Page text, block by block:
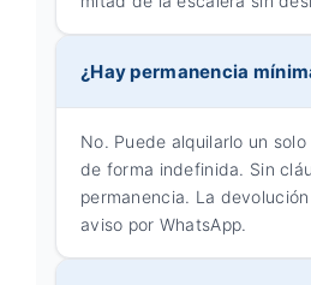
¿Hay permanencia
No. Puede alquilarlo un
de forma indefinida. Sin
permanencia. La
aviso por WhatsApp.